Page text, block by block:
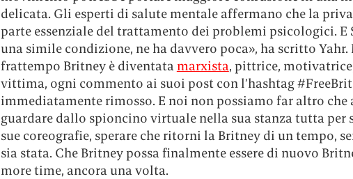
delicata. Gli esperti di salute mentale affermano che la
parte essenziale del trattamento dei problemi psicologici. E
una simile condizione, ne ha davvero poca», ha scritto Yahr.
frattempo Britney è diventata marxista, pittrice,
vittima, ogni commento ai suoi post con l’hashtag
immediatamente rimosso. E noi non possiamo far altro che
guardare dallo spioncino virtuale nella sua stanza tutta per
sue coreografie, sperare che ritorni la Britney di un tempo,
sia stata. Che Britney possa finalmente essere di nuovo
more time, ancora una volta.